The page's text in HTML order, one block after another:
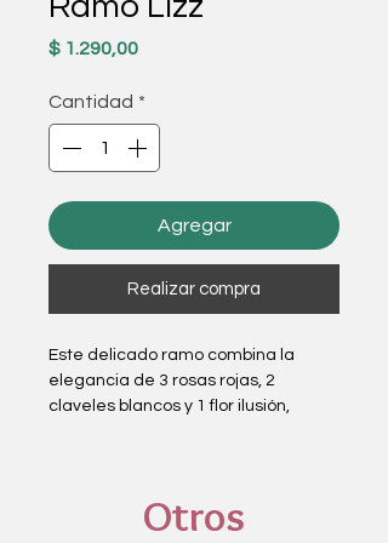
$ 1.290,00Precio
Cantidad *
Agregar
Realizar compra
Este delicado ramo combina la
elegancia de 3 rosas rojas, 2
claveles blancos y 1 flor ilusión,
rojo, es ideal para aniversarios,
cumpleaños, fechas especiales o
Otros